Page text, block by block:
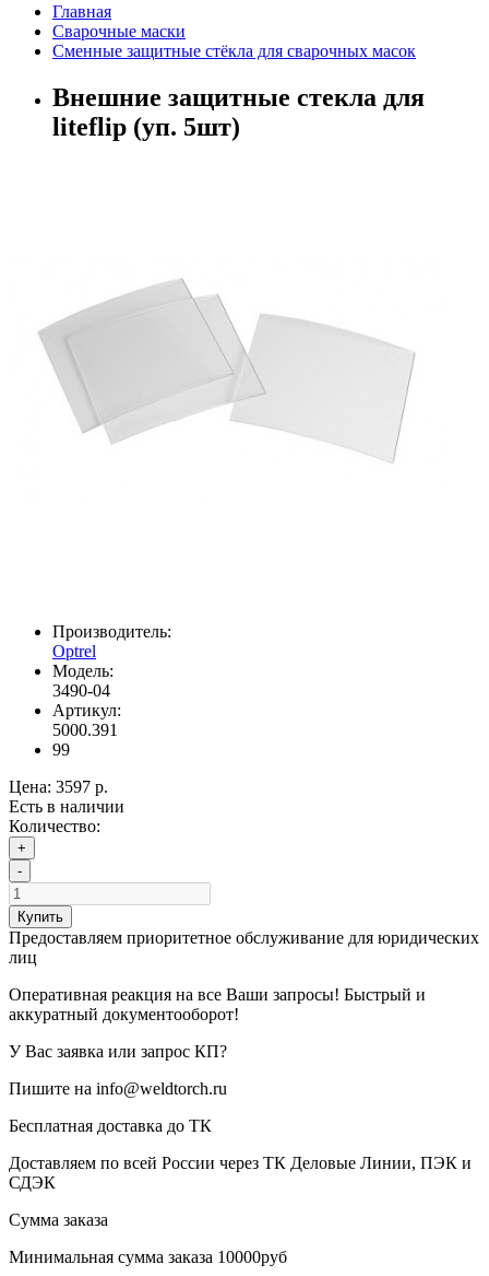
Главная
Сварочные маски
Сменные защитные стёкла для сварочных масок
Внешние защитные стекла для
liteflip (уп. 5шт)
Производитель:
Optrel
Модель:
3490-04
Артикул:
5000.391
99
Цена: 3597 р.
Есть в наличии
Количество:
+
-
Купить
Предоставляем приоритетное обслуживание для юридических
лиц
Оперативная реакция на все Ваши запросы! Быстрый и
аккуратный документооборот!
У Вас заявка или запрос КП?
Пишите на info@weldtorch.ru
Бесплатная доставка до ТК
Доставляем по всей России через ТК Деловые Линии, ПЭК и
СДЭК
Сумма заказа
Минимальная сумма заказа 10000руб